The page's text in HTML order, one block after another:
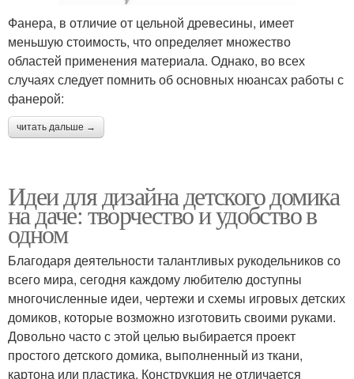
Фанера, в отличие от цельной древесины, имеет
меньшую стоимость, что определяет множество
областей применения материала. Однако, во всех
случаях следует помнить об основных нюансах работы с
фанерой:
читать дальше →
Идеи для дизайна детского домика
на даче: творчество и удобство в
одном
Благодаря деятельности талантливых рукодельников со
всего мира, сегодня каждому любителю доступны
многочисленные идеи, чертежи и схемы игровых детских
домиков, которые возможно изготовить своими руками.
Довольно часто с этой целью выбирается проект
простого детского домика, выполненный из ткани,
картона или пластика. Конструкция не отличается